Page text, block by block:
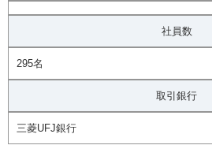
社員数
295名
取引銀行
三菱UFJ銀行